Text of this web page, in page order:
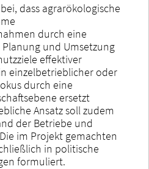
dass agrarökologische
durch eine
und Umsetzung
effektiver
einzelbetrieblicher oder
durch eine
ersetzt
Ansatz soll zudem
der Betriebe und
im Projekt gemachten
in politische
formuliert.